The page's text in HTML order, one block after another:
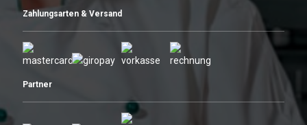
Zahlungsarten & Versand
Partner